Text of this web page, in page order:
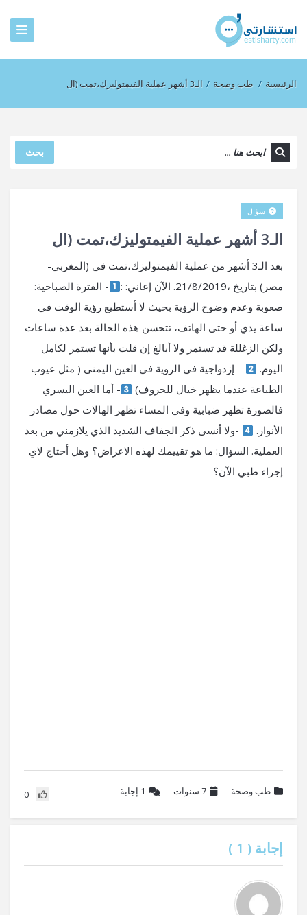
الرئيسية / طب وصحة / الـ3 أشهر عملية الفيمتوليزك،تمت (ال
بحث
الـ3 أشهر عملية الفيمتوليزك،تمت (ال
سؤال
بعد الـ3 أشهر من عملية الفيمتوليزك،تمت في (المغربي-
مصر) بتاريخ ،21/8/2019. الآن إعاني: :
- الفترة الصباحية:
صعوبة وعدم وضوح الرؤية بحيث لا أستطيع رؤية الوقت في
ساعة يدي أو حتى الهاتف، تتحسن هذه الحالة بعد عدة ساعات
ولكن الزغللة قد تستمر ولا أبالغ إن قلت بأنها تستمر لكامل
اليوم.
– إزدواجية في الروية في العين اليمنى ( مثل عيوب
الطباعة عندما يظهر خيال للحروف)
- أما العين اليسري
فالصورة تظهر ضبابية وفي المساء تظهر الهالات حول مصادر
الأنوار.
-ولا أنسى ذكر الجفاف الشديد الذي يلازمني من بعد
العملية. السؤال: ما هو تقييمك لهذه الاعراض؟ وهل أحتاج لاي
إجراء طبي الآن؟
طب وصحة 7 سنوات 1 إجابة 0
إجابة ( 1
)